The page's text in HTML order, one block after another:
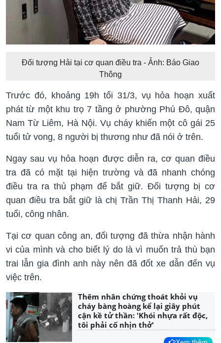
Đối tượng Hải tại cơ quan điều tra - Ảnh: Báo Giao
Thông
Trước đó, khoảng 19h tối 31/3, vụ hỏa hoạn xuất
phát từ một khu trọ 7 tầng ở phường Phú Đô, quận
Nam Từ Liêm, Hà Nội. Vụ cháy khiến một cô gái 25
tuổi tử vong, 8 người bị thương như đã nói ở trên.
Ngay sau vụ hỏa hoạn được diễn ra, cơ quan điều
tra đã có mặt tại hiện trường và đã nhanh chóng
điều tra ra thủ phạm để bắt giữ. Đối tượng bị cơ
quan điều tra bắt giữ là chị Trần Thị Thanh Hải, 29
tuổi, công nhân.
Tại cơ quan công an, đối tượng đã thừa nhận hành
vi của mình và cho biết lý do là vì muốn trả thù bạn
trai lẫn gia đình anh này nên đã đốt xe dẫn đến vụ
việc trên.
Thêm nhân chứng thoát khỏi vụ
cháy bàng hoàng kể lại giây phút
cận kề tử thần: 'Khói nhựa rất độc,
tôi phải cố nhịn thở'